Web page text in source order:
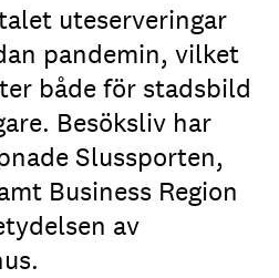
uteserveringar
pandemin, vilket
både för stadsbild
Besöksliv har
Slussporten,
Business Region
av